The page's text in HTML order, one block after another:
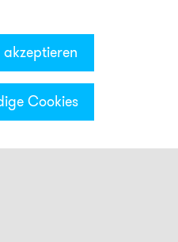
& Filter
Cookies